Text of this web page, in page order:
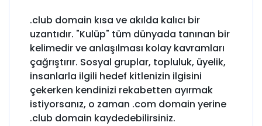
.club domain kısa ve akılda kalıcı bir
uzantıdır. "Kulüp" tüm dünyada tanınan bir
kelimedir ve anlaşılması kolay kavramları
çağrıştırır. Sosyal gruplar, topluluk, üyelik,
insanlarla ilgili hedef kitlenizin ilgisini
çekerken kendinizi rekabetten ayırmak
istiyorsanız, o zaman .com domain yerine
.club domain kaydedebilirsiniz.